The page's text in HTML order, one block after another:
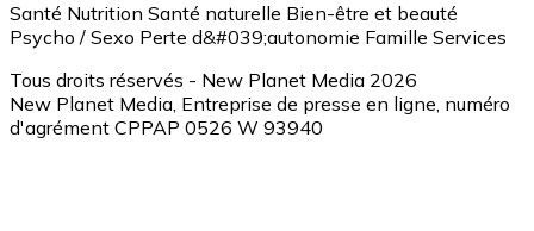
Santé Nutrition Santé naturelle Bien-être et beauté
Psycho / Sexo Perte d&#039;autonomie Famille Services
Tous droits réservés - New Planet Media 2026
New Planet Media, Entreprise de presse en ligne, numéro
d'agrément CPPAP 0526 W 93940